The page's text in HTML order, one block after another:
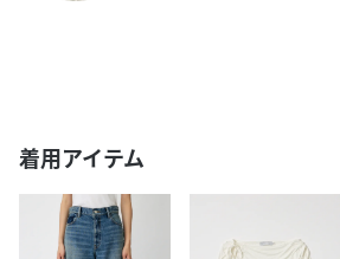
着用アイテム